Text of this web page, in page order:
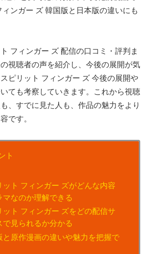
ィンガー ズ 韓国版と日本版の違いにも
フィンガー ズ 配信の口コミ・評判ま
視聴者の声を紹介し、今後の展開が気
ピリット フィンガー ズ 今後の展開や
ても考察していきます。これから視聴
、すでに見た人も、作品の魅力をより
です。
ト
ット フィンガー ズがどんな内容
マなのか理解できる
ット フィンガー ズをどの配信サ
で見られるか分かる
と原作漫画の違いや魅力を把握で